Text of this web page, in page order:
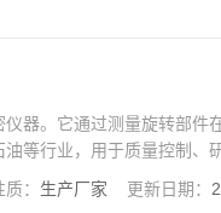
器。它通过测量旋转部件
等行业，用于质量控制、
： 生产厂家 更新日期：